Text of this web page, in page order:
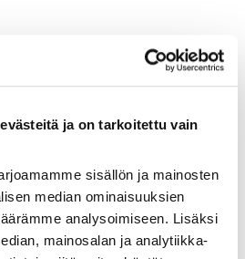
ja on tarkoitettu vain
sisällön ja mainosten
median ominaisuuksien
analysoimiseen. Lisäksi
mainosalan ja analytiikka-